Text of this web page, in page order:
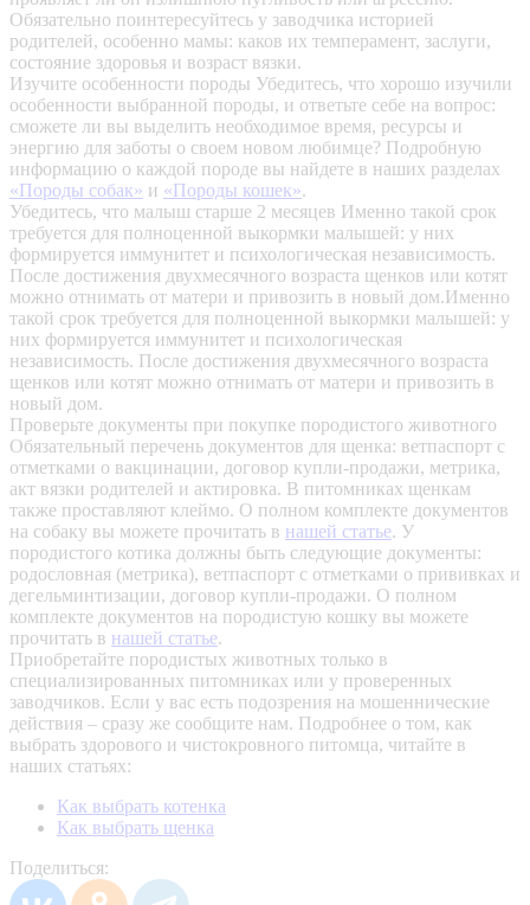
Обязательно поинтересуйтесь у заводчика историей
родителей, особенно мамы: каков их темперамент, заслуги,
состояние здоровья и возраст вязки.
Изучите особенности породы Убедитесь, что хорошо изучили
особенности выбранной породы, и ответьте себе на вопрос:
сможете ли вы выделить необходимое время, ресурсы и
энергию для заботы о своем новом любимце? Подробную
информацию о каждой породе вы найдете в наших разделах
«Породы собак» и «Породы кошек».
Убедитесь, что малыш старше 2 месяцев Именно такой срок
требуется для полноценной выкормки малышей: у них
формируется иммунитет и психологическая независимость.
После достижения двухмесячного возраста щенков или котят
можно отнимать от матери и привозить в новый дом.Именно
такой срок требуется для полноценной выкормки малышей: у
них формируется иммунитет и психологическая
независимость. После достижения двухмесячного возраста
щенков или котят можно отнимать от матери и привозить в
новый дом.
Проверьте документы при покупке породистого животного
Обязательный перечень документов для щенка: ветпаспорт с
отметками о вакцинации, договор купли-продажи, метрика,
акт вязки родителей и актировка. В питомниках щенкам
также проставляют клеймо. О полном комплекте документов
на собаку вы можете прочитать в нашей статье. У
породистого котика должны быть следующие документы:
родословная (метрика), ветпаспорт с отметками о прививках и
дегельминтизации, договор купли-продажи. О полном
комплекте документов на породистую кошку вы можете
прочитать в нашей статье.
Приобретайте породистых животных только в
специализированных питомниках или у проверенных
заводчиков. Если у вас есть подозрения на мошеннические
действия – сразу же сообщите нам. Подробнее о том, как
выбрать здорового и чистокровного питомца, читайте в
наших статьях:
Как выбрать котенка
Как выбрать щенка
Поделиться: